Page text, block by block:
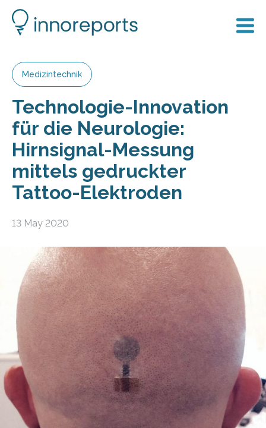
Medizintechnik
Technologie-Innovation
für die Neurologie:
Hirnsignal-Messung
mittels gedruckter
Tattoo-Elektroden
13 May 2020